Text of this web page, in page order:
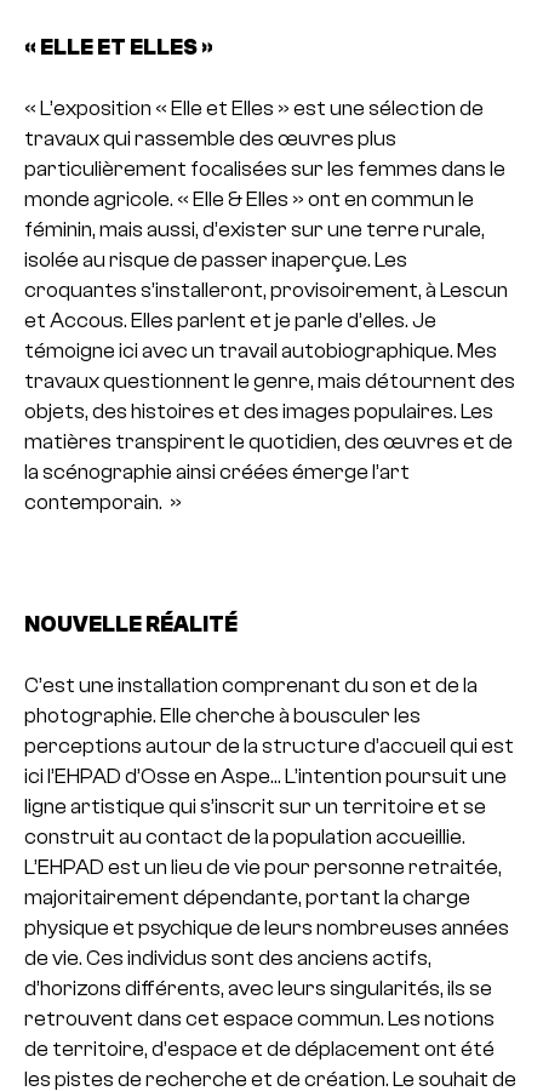
« ELLE ET ELLES »
« L’exposition « Elle et Elles » est une sélection de
travaux qui rassemble des œuvres plus
particulièrement focalisées sur les femmes dans le
monde agricole. « Elle & Elles » ont en commun le
féminin, mais aussi, d’exister sur une terre rurale,
isolée au risque de passer inaperçue. Les
croquantes s’installeront, provisoirement, à Lescun
et Accous. Elles parlent et je parle d’elles. Je
témoigne ici avec un travail autobiographique. Mes
travaux questionnent le genre, mais détournent des
objets, des histoires et des images populaires. Les
matières transpirent le quotidien, des œuvres et de
la scénographie ainsi créées émerge l’art
contemporain. »
NOUVELLE RÉALITÉ
C’est une installation comprenant du son et de la
photographie. Elle cherche à bousculer les
perceptions autour de la structure d’accueil qui est
ici l’EHPAD d’Osse en Aspe… L’intention poursuit une
ligne artistique qui s’inscrit sur un territoire et se
construit au contact de la population accueillie.
L’EHPAD est un lieu de vie pour personne retraitée,
majoritairement dépendante, portant la charge
physique et psychique de leurs nombreuses années
de vie. Ces individus sont des anciens actifs,
d’horizons différents, avec leurs singularités, ils se
retrouvent dans cet espace commun. Les notions
de territoire, d’espace et de déplacement ont été
les pistes de recherche et de création. Le souhait de